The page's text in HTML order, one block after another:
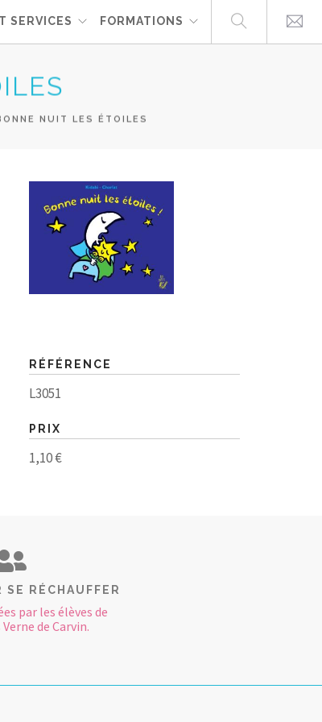
SERVICES FORMATIONS
NUIT LES ÉTOILES
RÉFÉRENCE
L3051
PRIX
1,10 €
SE RÉCHAUFFER
par les élèves de
de Carvin.